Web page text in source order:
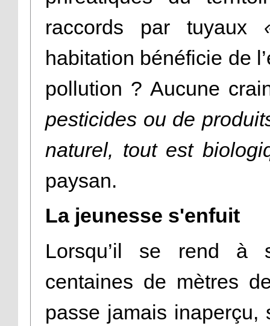
raccords par tuyaux
habitation bénéficie de
pollution ? Aucune
pesticides ou de
naturel, tout est
paysan.
La jeunesse s'enfuit
Lorsqu’il se rend à
centaines de mètres
passe jamais inaperçu,